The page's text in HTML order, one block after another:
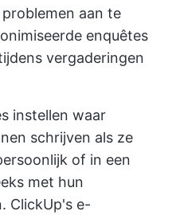
aan te
enquêtes
vergaderingen
instellen waar
schrijven als ze
of in een
met hun
ClickUp's e-